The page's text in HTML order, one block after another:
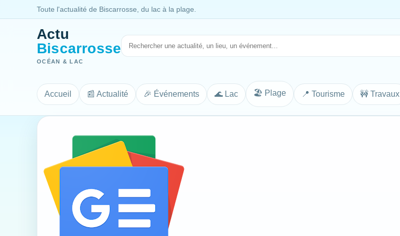
Toute l'actualité de Biscarrosse, du lac à la plage.
Actu
Biscarrosse
OCÉAN & LAC
Accueil 📰 Actualité 🎉 Événements 🌊 Lac 🏖️ Plage 📍 Tourisme 🚧 Travaux